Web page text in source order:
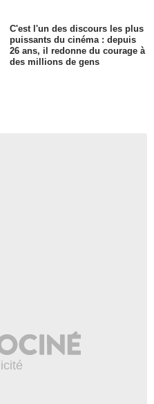
C'est l'un des discours les plus
puissants du cinéma : depuis
26 ans, il redonne du courage à
des millions de gens